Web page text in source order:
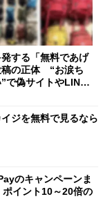
する「無料であげ
稿の正体 “お涙ち
”で偽サイトやLINE
ジを無料で見るなら
のキャンペーンま
イント10～20倍の